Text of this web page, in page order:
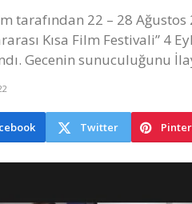
tarafından 22 – 28
Kısa Film Festivali” 4
Gecenin sunuculuğunu
Twitter